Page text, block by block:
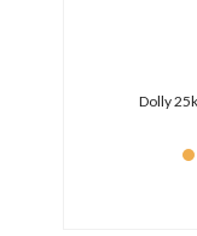
Dolly